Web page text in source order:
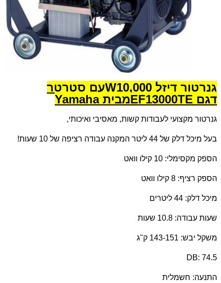
גנרטור דיזל 10,000 Wעם סטרטר
דגם EF13000TEמבית Yamaha
גנרטור מקצועי לעבודות קשות, מאסיבי ואיכותי,
בעל מיכל דלק של 44 ליטר המקנה עבודה רציפה של 10 שעות!
הספק מקסימלי: 10 קילו וואט
הספק רציף: 8 קילו וואט
מיכל דלק: 44 ליטרים
שעות עבודה: 10.8 שעות
משקל יבש: 143-151 ק"ג
DB: 74.5
התנעה: חשמלית